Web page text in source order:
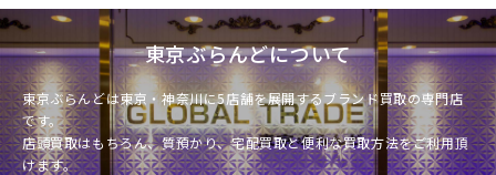
東京ぶらんどについて
東京ぶらんどは東京・神奈川に5店舗を展開するブランド買取の専門店
です。
店頭買取はもちろん、質預かり、宅配買取と便利な買取方法をご利用頂
けます。